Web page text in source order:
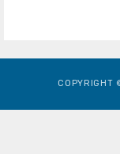
COPYRIGHT